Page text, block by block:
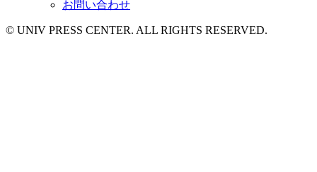
お問い合わせ
© UNIV PRESS CENTER. ALL RIGHTS RESERVED.